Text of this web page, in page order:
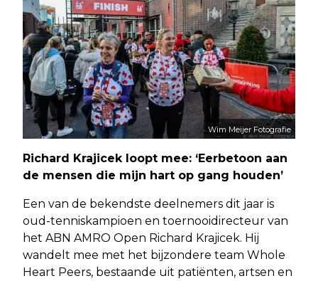
Wim Meijer Fotografie
Richard Krajicek loopt mee: ‘Eerbetoon aan
de mensen die mijn hart op gang houden’
Een van de bekendste deelnemers dit jaar is
oud-tenniskampioen en toernooidirecteur van
het ABN AMRO Open Richard Krajicek. Hij
wandelt mee met het bijzondere team Whole
Heart Peers, bestaande uit patiënten, artsen en